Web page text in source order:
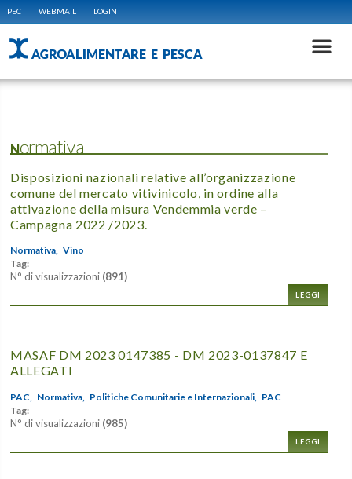
PEC WEBMAIL LOGIN
AGROALIMENTARE E PESCA
Normativa
Disposizioni nazionali relative all’organizzazione
comune del mercato vitivinicolo, in ordine alla
attivazione della misura Vendemmia verde –
Campagna 2022 /2023.
Normativa, Vino
Tag:
N° di visualizzazioni (891)
LEGGI
MASAF DM 2023 0147385 - DM 2023-0137847 E
ALLEGATI
PAC, Normativa, Politiche Comunitarie e Internazionali,
PAC
Tag:
N° di visualizzazioni (985)
LEGGI